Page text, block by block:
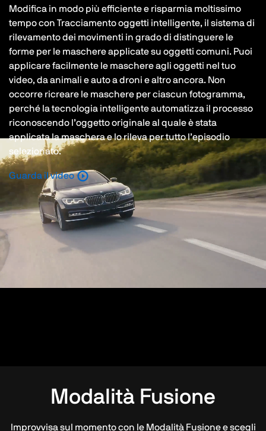
Modifica in modo più efficiente e risparmia moltissimo
tempo con Tracciamento oggetti intelligente, il sistema di
rilevamento dei movimenti in grado di distinguere le
forme per le maschere applicate su oggetti comuni. Puoi
applicare facilmente le maschere agli oggetti nel tuo
video, da animali e auto a droni e altro ancora. Non
occorre ricreare le maschere per ciascun fotogramma,
perché la tecnologia intelligente automatizza il processo
riconoscendo l’oggetto originale al quale è stata
applicata la maschera e lo rileva per tutto l’episodio
selezionato.
Guarda il video
Modalità Fusione
Improvvisa sul momento con le Modalità Fusione e scegli